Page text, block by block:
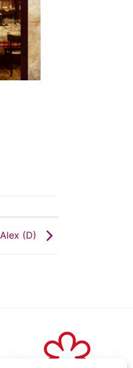
Alex (D)